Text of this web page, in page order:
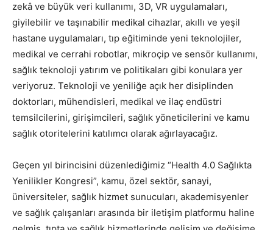
zekâ ve büyük veri kullanımı, 3D, VR uygulamaları,
giyilebilir ve taşınabilir medikal cihazlar, akıllı ve yeşil
hastane uygulamaları, tıp eğitiminde yeni teknolojiler,
medikal ve cerrahi robotlar, mikroçip ve sensör kullanımı,
sağlık teknoloji yatırım ve politikaları gibi konulara yer
veriyoruz. Teknoloji ve yeniliğe açık her disiplinden
doktorları, mühendisleri, medikal ve ilaç endüstri
temsilcilerini, girişimcileri, sağlık yöneticilerini ve kamu
sağlık otoritelerini katılımcı olarak ağırlayacağız.
Geçen yıl birincisini düzenlediğimiz “Health 4.0 Sağlıkta
Yenilikler Kongresi”, kamu, özel sektör, sanayi,
üniversiteler, sağlık hizmet sunucuları, akademisyenler
ve sağlık çalışanları arasında bir iletişim platformu haline